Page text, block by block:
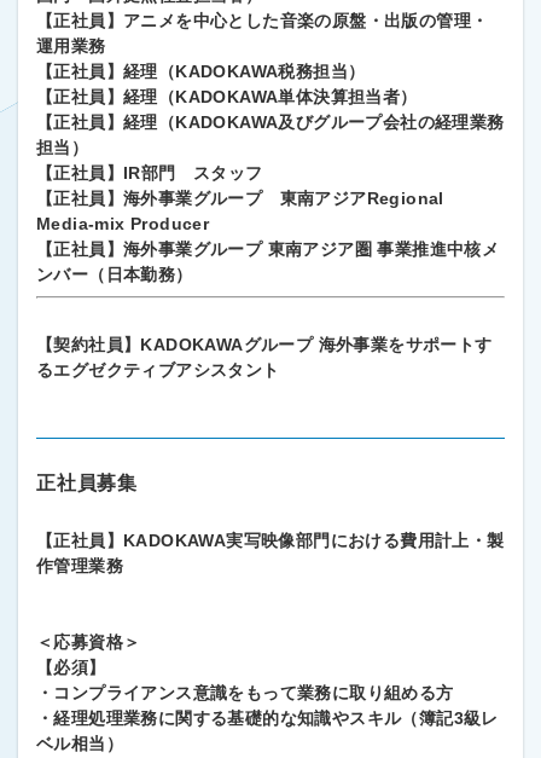
【正社員】アニメを中心とした音楽の原盤・出版の管理・
運用業務
【正社員】経理（KADOKAWA税務担当）
【正社員】経理（KADOKAWA単体決算担当者）
【正社員】経理（KADOKAWA及びグループ会社の経理業務
担当）
【正社員】IR部門 スタッフ
【正社員】海外事業グループ 東南アジアRegional
Media-mix Producer
【正社員】海外事業グループ 東南アジア圏 事業推進中核メ
ンバー（日本勤務）
【契約社員】KADOKAWAグループ 海外事業をサポートす
るエグゼクティブアシスタント
正社員募集
【正社員】KADOKAWA実写映像部門における費用計上・製
作管理業務
＜応募資格＞
【必須】
・コンプライアンス意識をもって業務に取り組める方
・経理処理業務に関する基礎的な知識やスキル（簿記3級レ
ベル相当）